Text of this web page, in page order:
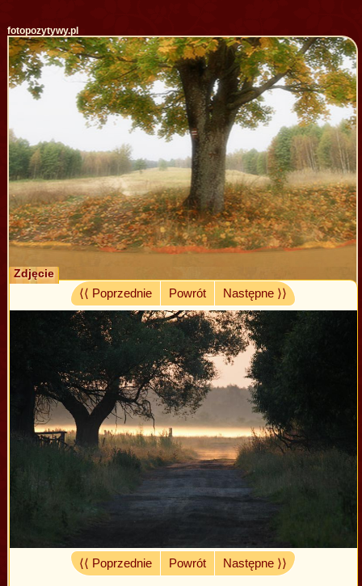
fotopozytywy.pl
Zdjęcie
⟨⟨ Poprzednie
Powrót Następne ⟩⟩
⟨⟨ Poprzednie Powrót Następne ⟩⟩